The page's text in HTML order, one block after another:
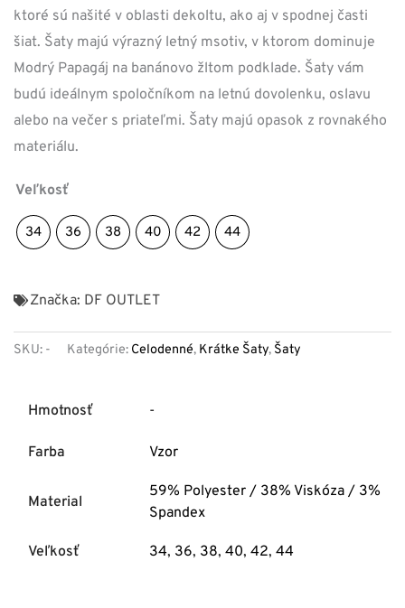
ktoré sú našité v oblasti dekoltu, ako aj v spodnej časti
šiat. Šaty majú výrazný letný msotiv, v ktorom dominuje
Modrý Papagáj na banánovo žltom podklade. Šaty vám
budú ideálnym spoločníkom na letnú dovolenku, oslavu
alebo na večer s priateľmi. Šaty majú opasok z rovnakého
materiálu.
Veľkosť
34 36 38 40 42 44
Značka: DF OUTLET
SKU: - Kategórie: Celodenné, Krátke Šaty, Šaty
Hmotnosť -
Farba Vzor
Material
59% Polyester / 38% Viskóza / 3%
Spandex
Veľkosť 34, 36, 38, 40, 42, 44